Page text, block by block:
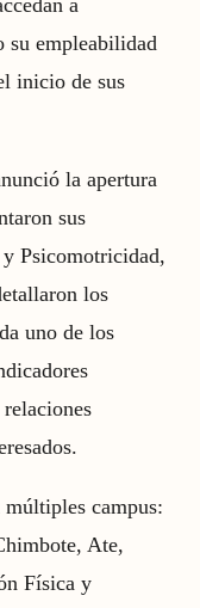
a
su empleabilidad
inicio de sus
la apertura
sus
Psicomotricidad,
los
uno de los
múltiples campus:
Ate,
Física y